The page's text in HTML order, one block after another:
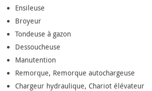
Ensileuse
Broyeur
Tondeuse à gazon
Dessoucheuse
Manutention
Remorque, Remorque autochargeuse
Chargeur hydraulique, Chariot élévateur